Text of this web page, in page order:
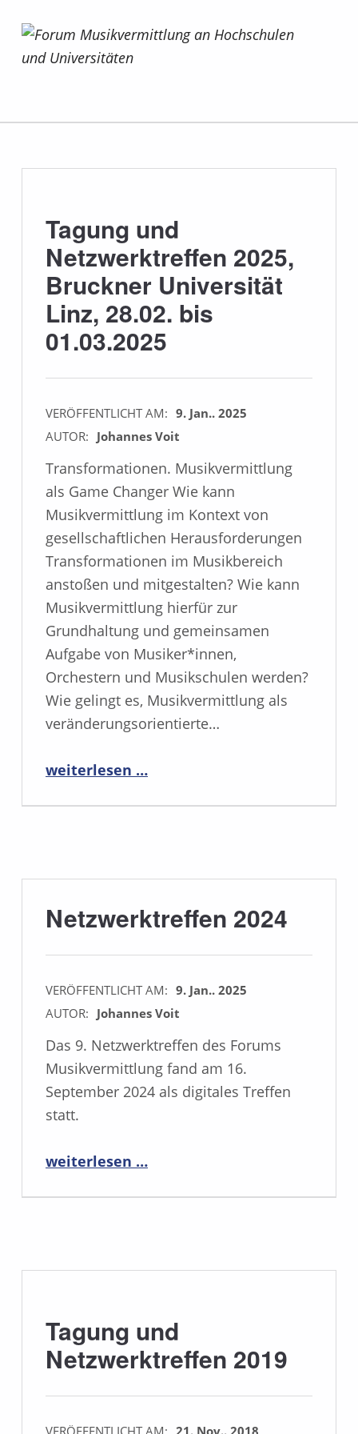
Tagung und
Netzwerktreffen 2025,
Bruckner Universität
Linz, 28.02. bis
01.03.2025
VERÖFFENTLICHT AM: 9. Jan.. 2025
AUTOR: Johannes Voit
Transformationen. Musikvermittlung
als Game Changer Wie kann
Musikvermittlung im Kontext von
gesellschaftlichen Herausforderungen
Transformationen im Musikbereich
anstoßen und mitgestalten? Wie kann
Musikvermittlung hierfür zur
Grundhaltung und gemeinsamen
Aufgabe von Musiker*innen,
Orchestern und Musikschulen werden?
Wie gelingt es, Musikvermittlung als
veränderungsorientierte…
“Tagung und Netzwerktreffen 2025, Bruckner Universität Linz, 28.02. bis 01.03.2025”
weiterlesen …
Netzwerktreffen 2024
VERÖFFENTLICHT AM: 9. Jan.. 2025
AUTOR: Johannes Voit
Das 9. Netzwerktreffen des Forums
Musikvermittlung fand am 16.
September 2024 als digitales Treffen
statt.
weiterlesen …
Tagung und
Netzwerktreffen 2019